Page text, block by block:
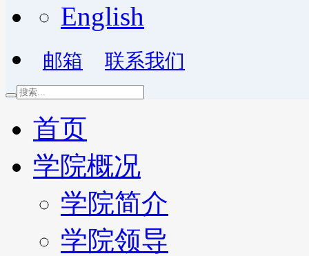
English
邮箱 联系我们
首页
学院概况
学院简介
学院领导